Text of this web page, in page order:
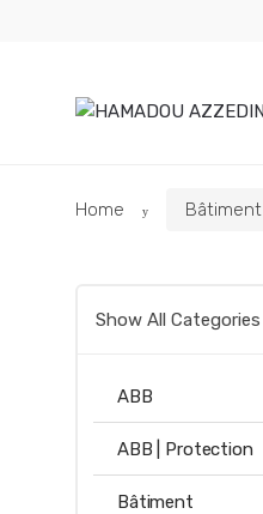
Home Bâtiment
Show All Categories
ABB
ABB | Protection
Bâtiment